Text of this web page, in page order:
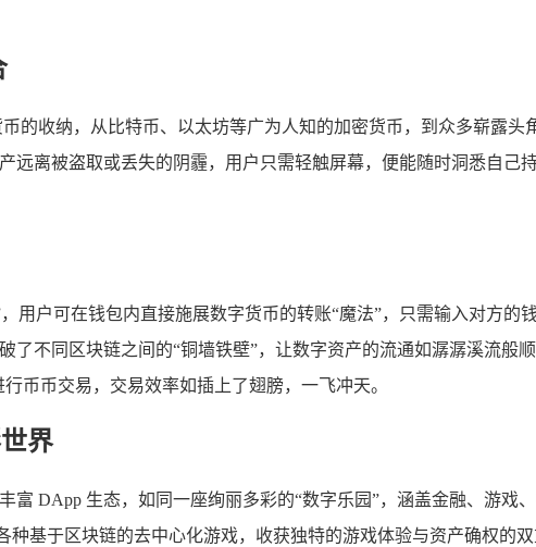
的收纳，从比特币、以太坊等广为人知的加密货币，到众多崭露
远离被盗取或丢失的阴霾，用户只需轻触屏幕，便能随时洞悉自己
用户可在钱包内直接施展数字货币的转账“魔法”，只需输入对方
了不同区块链之间的“铜墙铁壁”，让数字资产的流通如潺潺溪流般
币币交易，交易效率如插上了翅膀，一飞冲天。
界
富 DApp 生态，如同一座绚丽多彩的“数字乐园”，涵盖金融、游戏
基于区块链的去中心化游戏，收获独特的游戏体验与资产确权的